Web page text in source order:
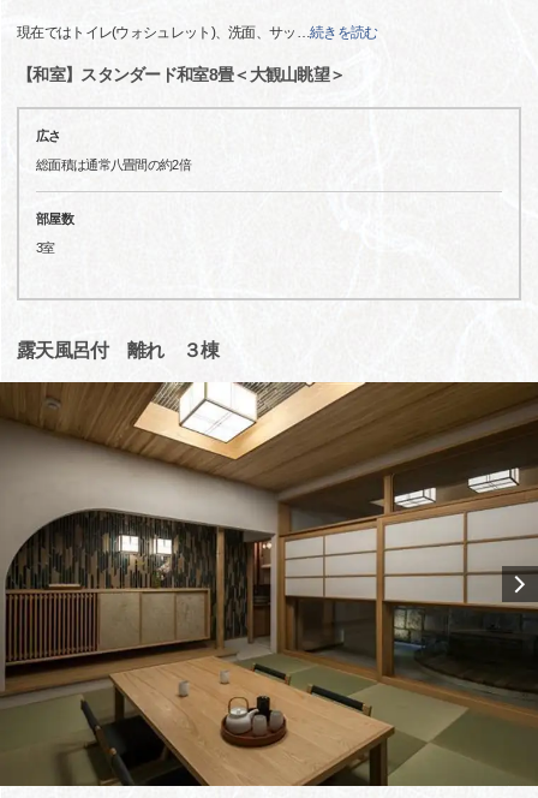
現在ではトイレ(ウォシュレット)、洗面、サッ …続きを読む
【和室】スタンダード和室8畳＜大観山眺望＞
広さ
総面積は通常八畳間の約2倍
部屋数
3室
露天風呂付 離れ ３棟